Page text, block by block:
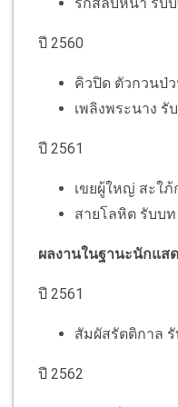
รักสลับหน้า รับ
ปี 2560
คิวปิด ตัวกวนป่
เพลิงพระนาง รั
ปี 2561
เขยผู้ใหญ่ สะใ
สายโลหิต รับบ
ผลงานในฐานะนักแส
ปี 2561
สัมผัสรัตติกาล
ปี 2562